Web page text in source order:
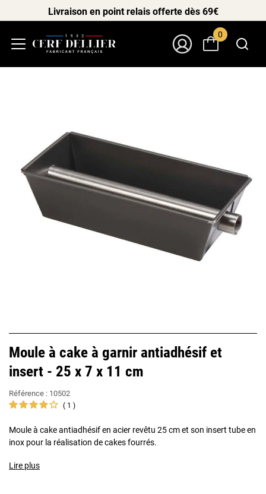
Livraison en point relais offerte dès 69€
0
Moule à cake à garnir antiadhésif et
insert - 25 x 7 x 11 cm
Référence : 10502
1
Moule à cake antiadhésif en acier revêtu 25 cm et son insert tube en
inox pour la réalisation de cakes fourrés.
Lire plus